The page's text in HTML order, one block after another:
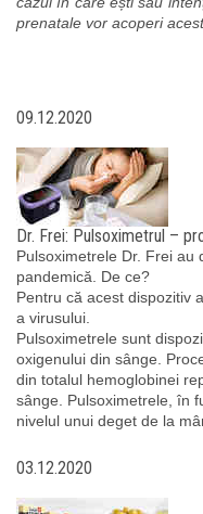
prenatale vor acoperi
09.12.2020
Dr. Frei: Pulsoximetrul –
Pulsoximetrele Dr. Frei au
pandemică. De ce?
Pentru că acest dispozitiv
a virusului.
Pulsoximetrele sunt
oxigenului din sânge.
din totalul hemoglobinei
sânge. Pulsoximetrele, în
nivelul unui deget de la
03.12.2020